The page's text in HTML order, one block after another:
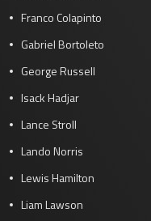
Franco Colapinto
Gabriel Bortoleto
George Russell
Isack Hadjar
Lance Stroll
Lando Norris
Lewis Hamilton
Liam Lawson